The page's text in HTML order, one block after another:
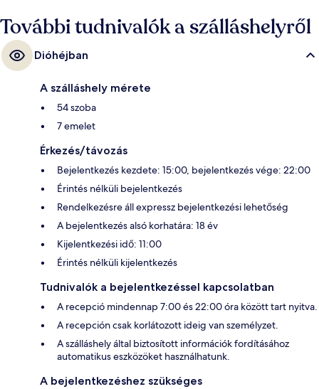
További tudnivalók a szálláshelyről
Dióhéjban
A szálláshely mérete
54 szoba
7 emelet
Érkezés/távozás
Bejelentkezés kezdete: 15:00, bejelentkezés vége: 22:00
Érintés nélküli bejelentkezés
Rendelkezésre áll expressz bejelentkezési lehetőség
A bejelentkezés alsó korhatára: 18 év
Kijelentkezési idő: 11:00
Érintés nélküli kijelentkezés
Tudnivalók a bejelentkezéssel kapcsolatban
A recepció mindennap 7:00 és 22:00 óra között tart nyitva.
A recepción csak korlátozott ideig van személyzet.
A szálláshely által biztosított információk fordításához
automatikus eszközöket használhatunk.
A bejelentkezéshez szükséges